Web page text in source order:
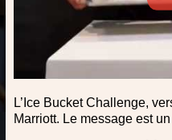
L’Ice Bucket Challenge,
Marriott. Le message est